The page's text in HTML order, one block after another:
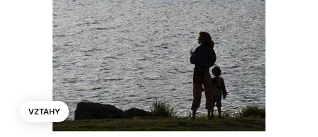
VZTAHY